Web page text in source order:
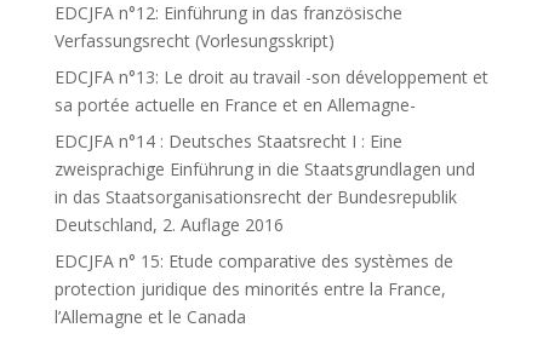
EDCJFA n°12: Einführung in das französische
Verfassungsrecht (Vorlesungsskript)
EDCJFA n°13: Le droit au travail -son développement et
sa portée actuelle en France et en Allemagne-
EDCJFA n°14 : Deutsches Staatsrecht I : Eine
zweisprachige Einführung in die Staatsgrundlagen und
in das Staatsorganisationsrecht der Bundesrepublik
Deutschland, 2. Auflage 2016
EDCJFA n° 15: Etude comparative des systèmes de
protection juridique des minorités entre la France,
l’Allemagne et le Canada